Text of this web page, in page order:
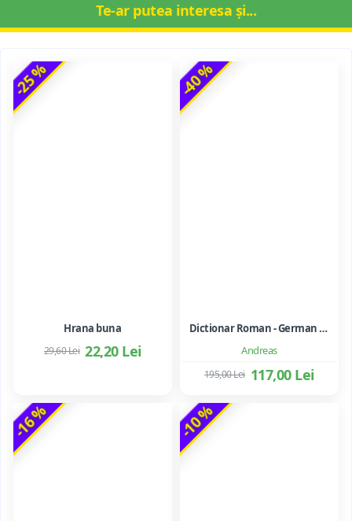
Te-ar putea interesa și...
-25 %
Hrana buna
22,20 Lei
29,60 Lei
-40 %
Andreas
Dictionar Roman - German - Mihai Anutei
117,00 Lei
195,00 Lei
-16 % -10 %